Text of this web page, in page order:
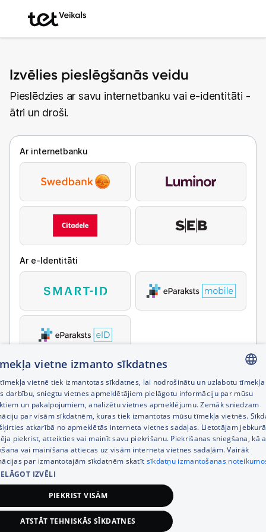
Izvēlies pieslēgšanās veidu
Pieslēdzies ar savu internetbanku vai e-identitāti -
ātri un droši.
Ar internetbanku
Ar e-Identitāti
LATVIAN
RUSSIAN
ENGLISH
vietne izmanto sīkdatnes
vietnē tiek izmantotas sīkdatnes, lai nodrošinātu un uzlabotu tīmekļa
darbību, sniegtu vietnes apmeklētājiem pielāgotu informāciju par mūsu
un pakalpojumiem, analizētu vietnes apmeklējumu. Zemāk sniedzam
par visām sīkdatnēm, kuras tiek izmantotas mūsu tīmekļa vietnēs.
atkarībā no apmeklētās interneta vietnes sadaļas. Lietotājam
piekrist, atteikties vai mainīt savu piekrišanu. Piekrišanas sniegšana, kā
vai mainīšana attiecas uz visām interneta vietnes sadaļām. Vairāk
par izmantotajām sīkdatnēm skatīt sīkdatņu izmantošanas
IZVĒLI
PIEKRIST VISĀM
ATSTĀT TEHNISKĀS SĪKDATNES